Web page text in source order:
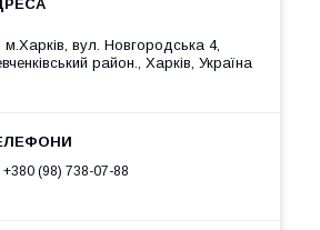
м.Харків, вул. Новгородська 4,
район., Харків, Україна
+380 (98) 738-07-88